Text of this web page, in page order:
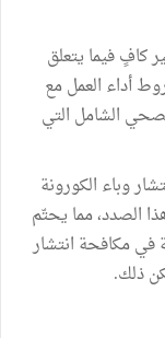
كافٍ فيما يتعلق
أداء العمل مع
الشامل التي
وباء الكورونة
الصدد، مما يحتّم
في مكافحة انتشار
ذلك.